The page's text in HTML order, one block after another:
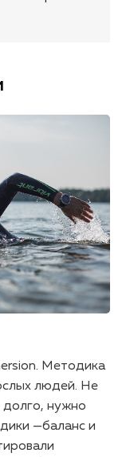
Методика
людей. Не
нужно
—баланс и